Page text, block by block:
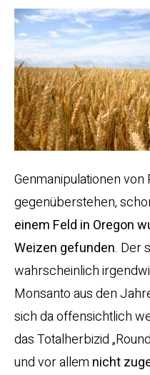
Genmanipulationen
gegenüberstehen,
einem Feld in Oregon
Weizen gefunden. Der
wahrscheinlich
Monsanto aus den
sich da offensichtlich
das Totalherbizid
und vor allem nicht